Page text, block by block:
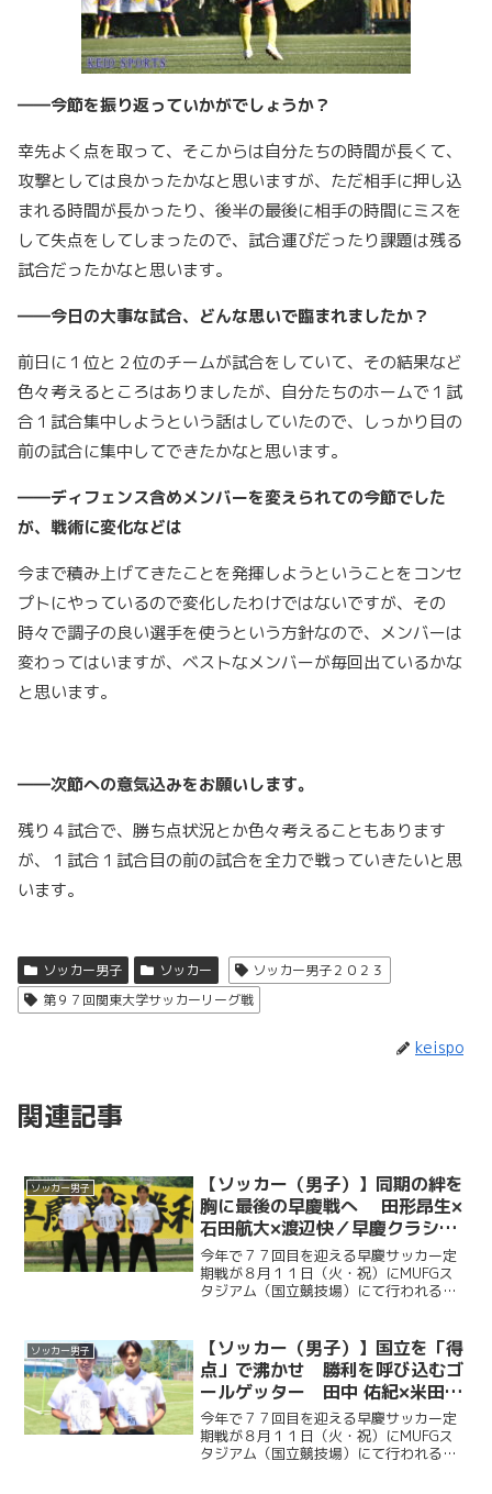
――今節を振り返っていかがでしょうか？
幸先よく点を取って、そこからは自分たちの時間が長くて、
攻撃としては良かったかなと思いますが、ただ相手に押し込
まれる時間が長かったり、後半の最後に相手の時間にミスを
して失点をしてしまったので、試合運びだったり課題は残る
試合だったかなと思います。
――今日の大事な試合、どんな思いで臨まれましたか？
前日に１位と２位のチームが試合をしていて、その結果など
色々考えるところはありましたが、自分たちのホームで１試
合１試合集中しようという話はしていたので、しっかり目の
前の試合に集中してできたかなと思います。
――ディフェンス含めメンバーを変えられての今節でした
が、戦術に変化などは
今まで積み上げてきたことを発揮しようということをコンセ
プトにやっているので変化したわけではないですが、その
時々で調子の良い選手を使うという方針なので、メンバーは
変わってはいますが、ベストなメンバーが毎回出ているかな
と思います。
――次節への意気込みをお願いします。
残り４試合で、勝ち点状況とか色々考えることもあります
が、１試合１試合目の前の試合を全力で戦っていきたいと思
います。
ソッカー男子 ソッカー
ソッカー男子２０２３
第９７回関東大学サッカーリーグ戦
keispo
関連記事
ソッカー男子
【ソッカー（男子）】同期の絆を
胸に最後の早慶戦へ 田形昂生×
石田航大×渡辺快／早慶クラシコ
２０２６直前企画第６弾
今年で７７回目を迎える早慶サッカー定
期戦が８月１１日（火・祝）にMUFGス
タジアム（国立競技場）にて行われる。
ッチに立つ。今回ケイスポでは選手だけ
ではなく、グラウンドマ...
ソッカー男子
【ソッカー（男子）】国立を「得
点」で沸かせ 勝利を呼び込むゴ
ールゲッター 田中 佑紀×米田壮
志／早慶クラシコ２０２６直前企
画第５弾
今年で７７回目を迎える早慶サッカー定
期戦が８月１１日（火・祝）にMUFGス
タジアム（国立競技場）にて行われる。